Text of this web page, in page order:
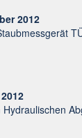
2012
Hydraulischen